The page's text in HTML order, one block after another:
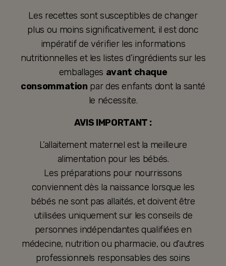
Les recettes sont susceptibles de changer
plus ou moins significativement, il est donc
impératif de vérifier les informations
nutritionnelles et les listes d’ingrédients sur les
emballages avant chaque
consommation par des enfants dont la santé
le nécessite.
AVIS IMPORTANT :
L’allaitement maternel est la meilleure
alimentation pour les bébés.
Les préparations pour nourrissons
conviennent dès la naissance lorsque les
bébés ne sont pas allaités, et doivent être
utilisées uniquement sur les conseils de
personnes indépendantes qualifiées en
médecine, nutrition ou pharmacie, ou d’autres
professionnels responsables des soins